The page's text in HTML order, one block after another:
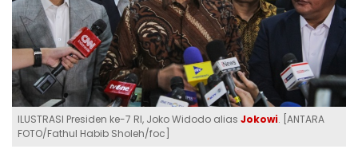
ILUSTRASI Presiden ke-7 RI, Joko Widodo alias Jokowi. [ANTARA
FOTO/Fathul Habib Sholeh/foc]